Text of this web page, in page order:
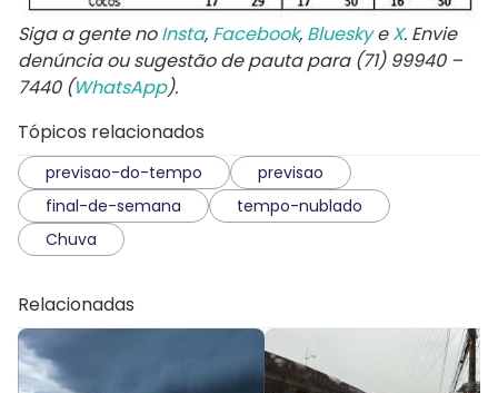
Siga a gente noInsta, Facebook, BlueskyeX. Envie
denúncia ou sugestão de pauta para (71) 99940 –
7440 (WhatsApp).
Tópicos relacionados
previsao-do-tempo
previsao
final-de-semana
tempo-nublado
Chuva
Relacionadas